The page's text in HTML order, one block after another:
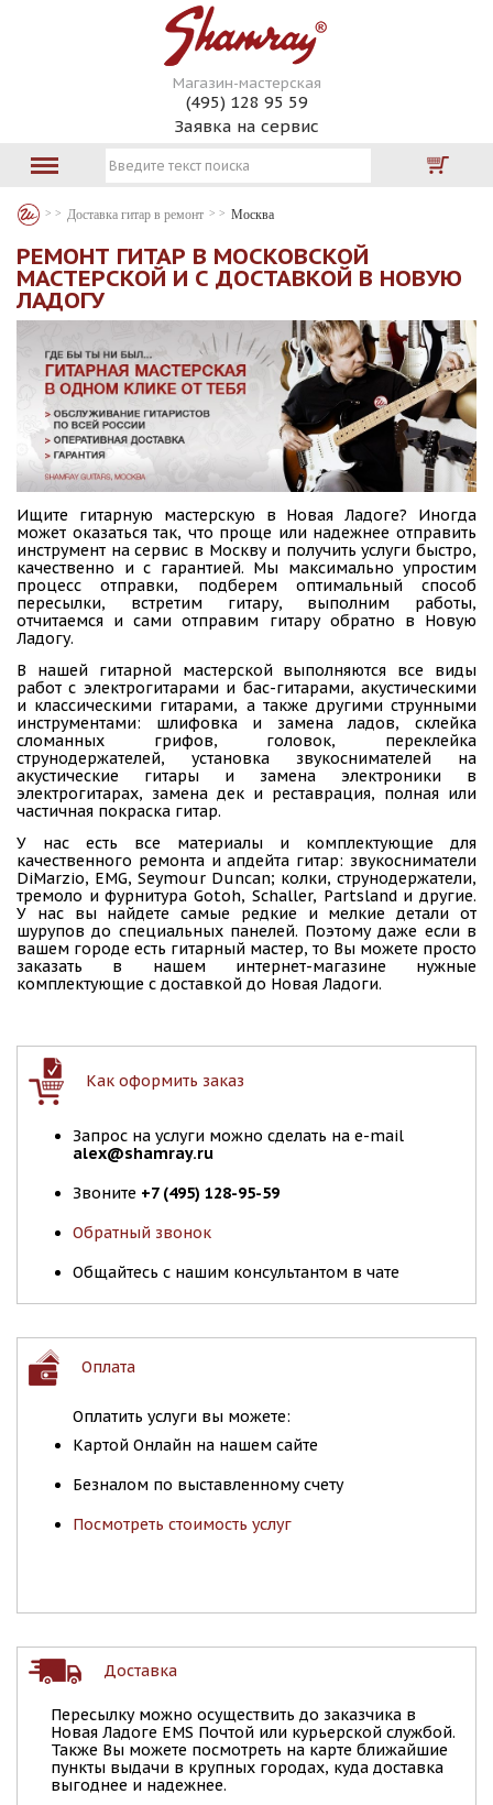
Магазин-мастерская
(495) 128 95 59
Заявка на сервис
Доставка гитар в ремонт Москва
РЕМОНТ ГИТАР В МОСКОВСКОЙ
МАСТЕРСКОЙ И С ДОСТАВКОЙ В НОВУЮ
ЛАДОГУ
Ищите гитарную мастерскую в Новая Ладоге? Иногда
может оказаться так, что проще или надежнее отправить
инструмент на сервис в Москву и получить услуги быстро,
качественно и с гарантией. Мы максимально упростим
процесс отправки, подберем оптимальный способ
пересылки, встретим гитару, выполним работы,
отчитаемся и сами отправим гитару обратно в Новую
Ладогу.
В нашей гитарной мастерской выполняются все виды
работ с электрогитарами и бас-гитарами, акустическими
и классическими гитарами, а также другими струнными
инструментами: шлифовка и замена ладов, склейка
сломанных грифов, головок, переклейка
струнодержателей, установка звукоснимателей на
акустические гитары и замена электроники в
электрогитарах, замена дек и реставрация, полная или
частичная покраска гитар.
У нас есть все материалы и комплектующие для
качественного ремонта и апдейта гитар: звукосниматели
DiMarzio, EMG, Seymour Duncan; колки, струнодержатели,
тремоло и фурнитура Gotoh, Schaller, Partsland и другие.
У нас вы найдете самые редкие и мелкие детали от
шурупов до специальных панелей. Поэтому даже если в
вашем городе есть гитарный мастер, то Вы можете просто
заказать в нашем интернет-магазине нужные
комплектующие с доставкой до Новая Ладоги.
Как оформить заказ
Запрос на услуги можно сделать на e-mail
alex@shamray.ru
Звоните +7 (495) 128-95-59
Обратный звонок
Общайтесь с нашим консультантом в чате
Оплата
Оплатить услуги вы можете:
Картой Онлайн на нашем сайте
Безналом по выставленному счету
Посмотреть стоимость услуг
Доставка
Пересылку можно осуществить до заказчика в
Новая Ладоге EMS Почтой или курьерской службой.
Также Вы можете посмотреть на карте ближайшие
пункты выдачи в крупных городах, куда доставка
выгоднее и надежнее.